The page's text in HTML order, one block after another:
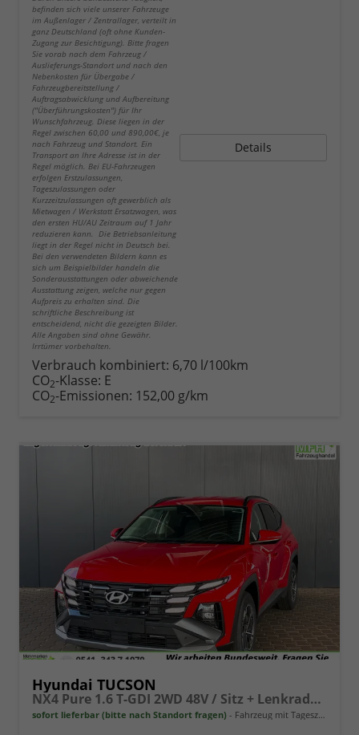
befinden sich viele unserer Fahrzeuge
im Außenlager / Zentrallager, verteilt in
ganz Deutschland (oft ohne Kunden-
Zugang zur Besichtigung). Bitte fragen
Sie vorab nach dem Fahrzeug /
Auslieferungs-Standort und nach den
Nebenkosten für Übergabe /
Fahrzeugbereitstellung /
Auftragsabwicklung und Aufbereitung
("Überführungskosten") für Ihr
Wunschfahrzeug. Diese liegen in der
Regel zwischen 60,00 und 890,00€, je
nach Fahrzeug und Standort. Ein
Transport an Ihre Adresse ist in der
Regel möglich. Bei EU-Fahrzeugen
erfolgen Erstzulassungen,
Tageszulassungen oder
Kurzzeitzulassungen oft gewerblich als
Mietwagen / Werkstatt Ersatzwagen, was
den ersten HU/AU Zeitraum auf 1 Jahr
reduzieren kann. Die Betriebsanleitung
liegt in der Regel nicht in Deutsch bei.
Bei den verwendeten Bildern kann es
sich um Beispielbilder handeln die
Sonderausstattungen oder abweichende
Ausstattung zeigen, welche nur gegen
Aufpreis zu erhalten sind. Die
schriftliche Beschreibung ist
entscheidend, nicht die gezeigten Bilder.
Alle Angaben sind ohne Gewähr.
Irrtümer vorbehalten.
Details
Verbrauch kombiniert: 6,70 l/100km
CO2-Klasse: E
CO2-Emissionen: 152,00 g/km
Hyundai TUCSON
NX4 Pure 1.6 T-GDI 2WD 48V / Sitz + Lenkradheiz. LED Tempomat Alu 17"
sofort lieferbar (bitte nach Standort fragen) Fahrzeug mit Tageszulassung